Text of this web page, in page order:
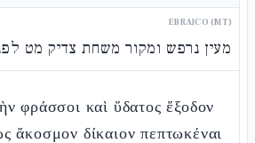
EBRAICO (MT)
מעין נרפש ומקור משחת צדיק מט
φράσσοι καὶ ὕδατος ἔξοδον
ἄκοσμον δίκαιον πεπτωκέναι